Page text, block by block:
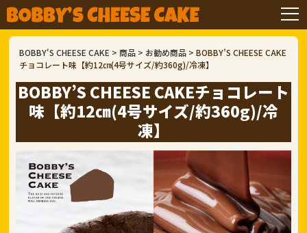
BOBBY'S CHEESE CAKE >商品 > お勧め商品 >BOBBY’S CHEESE CAKE
チョコレート味【約12㎝(4号サイズ/約360g)/冷凍】
BOBBY’S CHEESE CAKEチョコレート
味【約12㎝(4号サイズ/約360g)/冷
凍】